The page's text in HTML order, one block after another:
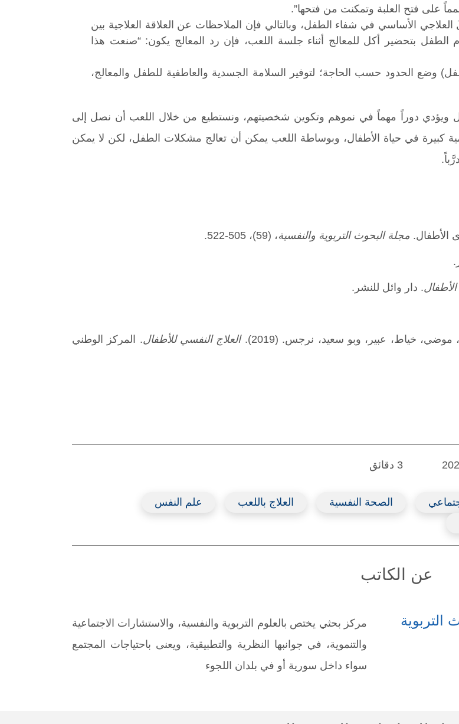
على فتح العلبة وتمكنت من فتحها”.
العلاجي الأساسي في شفاء الطفل، وبالتالي فإن الملاحظات عن العلاقة العلاجية بين
الطفل بتحضير أكل للمعالج أثناء جلسة اللعب، فإن رد المعالج يكون: “صنعت هذا
وضع الحدود حسب الحاجة؛ لتوفير السلامة الجسدية والعاطفية للطفل والمعالج،
ويؤدي دوراً مهماً في نموهم وتكوين شخصيتهم، ونستطيع من خلال اللعب أن نصل إلى
كبيرة في حياة الأطفال، وبوساطة اللعب يمكن أن تعالج مشكلات الطفل، لكن لا يمكن
مجلة البحوث التربوية والنفسية، (59)، 505-522.
. دار وائل للنشر.
خياط، عبير، وبو سعيد، نرجس. (2019). العلاج النفسي للأطفال. المركز الوطني
الصحة النفسية العلاج باللعب
علم النفس
عن الكاتب
التربوية
مركز بحثي يختص بالعلوم التربوية والنفسية، والاستشارات الاجتماعية
والتنموية، في جوانبها النظرية والتطبيقية، ويعنى باحتياجات المجتمع
سواء داخل سورية أو في بلدان اللجوء